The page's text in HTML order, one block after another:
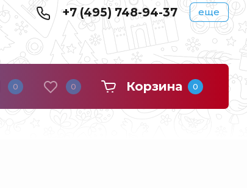
+7 (495) 748-94-37 еще
0 0 Корзина 0